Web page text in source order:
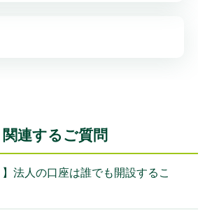
関連するご質問
】法人の口座は誰でも開設するこ